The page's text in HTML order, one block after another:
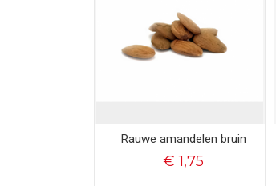
Rauwe amandelen bruin
€ 1,75